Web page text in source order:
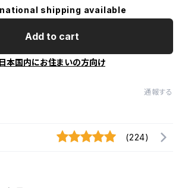
shipping available
Add to cart
日本国内にお住まいの方向け
通報する
(224)